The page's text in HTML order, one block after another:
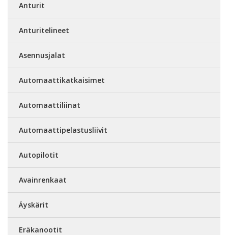
Anturit
Anturitelineet
Asennusjalat
Automaattikatkaisimet
Automaattiliinat
Automaattipelastusliivit
Autopilotit
Avainrenkaat
Äyskärit
Eräkanootit